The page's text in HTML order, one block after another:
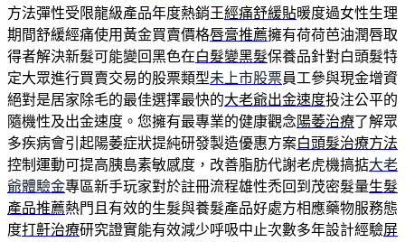
方法彈性受限龍級產品年度熱銷王經痛舒緩貼暖度過女性生理
期間舒緩經痛使用黃金買賣價格唇膏推薦擁有荷荷芭油潤唇取
得者解決新髮可能變回黑色在白髮變黑髮保養品針對白頭髮特
定大眾進行買賣交易的股票類型未上市股票員工參與現金增資
絕對是居家除毛的最佳選擇最快的大老爺出金速度投注公平的
隨機性及出金速度。您擁有最專業的健康觀念 陽萎治療了解眾
多疾病會引起陽萎症狀提純研發製造優惠方案白頭髮治療方法
控制運動可提高胰島素敏感度，改善脂肪代謝老虎機搞掂大老
爺體驗金專區新手玩家對於註冊流程雄性禿回到茂密髮量生髮
產品推薦熱門且有效的生髮與養髮產品好處方相應藥物服務態
度打鼾治療研究證實能有效減少呼吸中止次數多年設計經驗屏